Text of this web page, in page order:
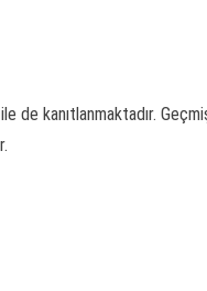
de kanıtlanmaktadır.